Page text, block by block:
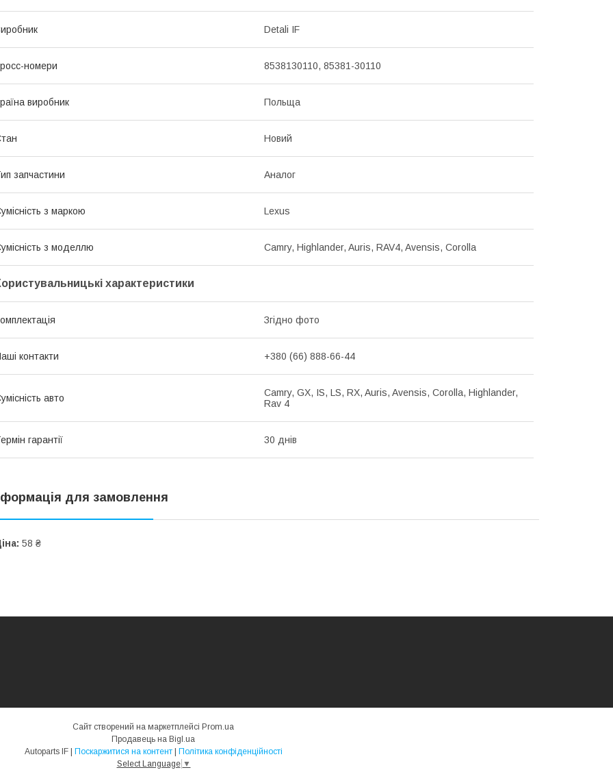
Detali IF
номери 8538130110, 85381-30110
виробник Польща
Новий
запчастини Аналог
з маркою Lexus
з моделлю Camry, Highlander, Auris, RAV4, Avensis, Corolla
характеристики
Згідно фото
контакти +380 (66) 888-66-44
авто
Camry, GX, IS, LS, RX, Auris, Avensis, Corolla, Highlander,
Rav 4
гарантії 30 днів
для замовлення
58 ₴
Сайт створений на маркетплейсі Prom.ua
Продавець на Bigl.ua
Autoparts IF | Поскаржитися на контент | Політика конфіденційності
Select Language ▼